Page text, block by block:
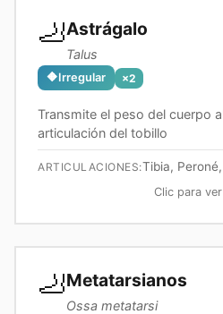
🦶Astrágalo
Talus
🔶Irregular ×2
Transmite el peso del cuerpo
articulación del tobillo
ARTICULACIONES:Tibia,
Clic para
🦶Metatarsianos
Ossa metatarsi